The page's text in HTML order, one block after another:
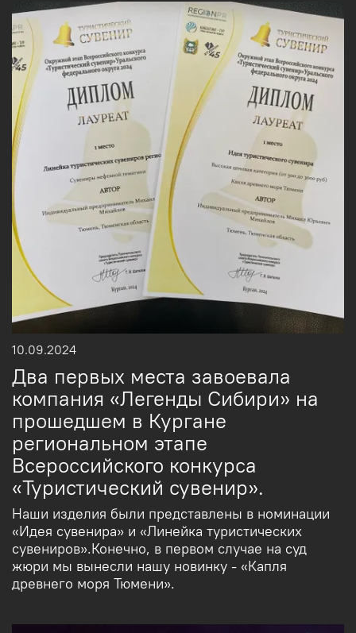
10.09.2024
Два первых места завоевала
компания «Легенды Сибири» на
прошедшем в Кургане
региональном этапе
Всероссийского конкурса
«Туристический сувенир».
Наши изделия были представлены в номинации
«Идея сувенира» и «Линейка туристических
сувениров».Конечно, в первом случае на суд
жюри мы вынесли нашу новинку - «Капля
древнего моря Тюмени».